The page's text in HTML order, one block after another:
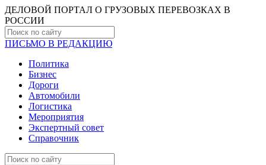
ДЕЛОВОЙ ПОРТАЛ О ГРУЗОВЫХ ПЕРЕВОЗКАХ В
РОCСИИ
ПИСЬМО В РЕДАКЦИЮ
Политика
Бизнес
Дороги
Автомобили
Логистика
Мероприятия
Экспертный совет
Справочник